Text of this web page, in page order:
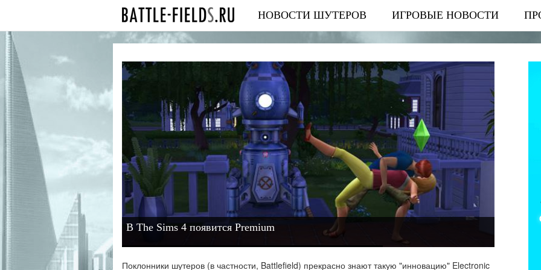
НОВОСТИ ШУТЕРОВ ИГРОВЫЕ НОВОСТИ
В The Sims 4 появится Premium
Поклонники шутеров (в частности, Battlefield) прекрасно знают такую "инновацию" Electronic